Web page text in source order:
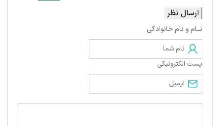
ارسال نظر
نــام و نام خانوادگی
پست الکترونیکی